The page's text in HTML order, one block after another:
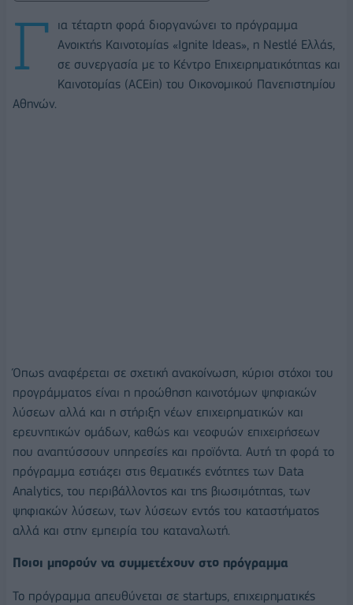
Γ
ια τέταρτη φορά διοργανώνει το πρόγραμμα
Ανοικτής Καινοτομίας «Ignite Ideas», η Nestlé Ελλάς,
σε συνεργασία με το Κέντρο Επιχειρηματικότητας και
Καινοτομίας (ACEin) του Οικονομικού Πανεπιστημίου
Αθηνών.
Όπως αναφέρεται σε σχετική ανακοίνωση, κύριοι στόχοι του
προγράμματος είναι η προώθηση καινοτόμων ψηφιακών
λύσεων αλλά και η στήριξη νέων επιχειρηματικών και
ερευνητικών ομάδων, καθώς και νεοφυών επιχειρήσεων
που αναπτύσσουν υπηρεσίες και προϊόντα. Αυτή τη φορά το
πρόγραμμα εστιάζει στις θεματικές ενότητες των Data
Analytics, του περιβάλλοντος και της βιωσιμότητας, των
ψηφιακών λύσεων, των λύσεων εντός του καταστήματος
αλλά και στην εμπειρία του καταναλωτή.
Ποιοι μπορούν να συμμετέχουν στο πρόγραμμα
Το πρόγραμμα απευθύνεται σε startups, επιχειρηματικές